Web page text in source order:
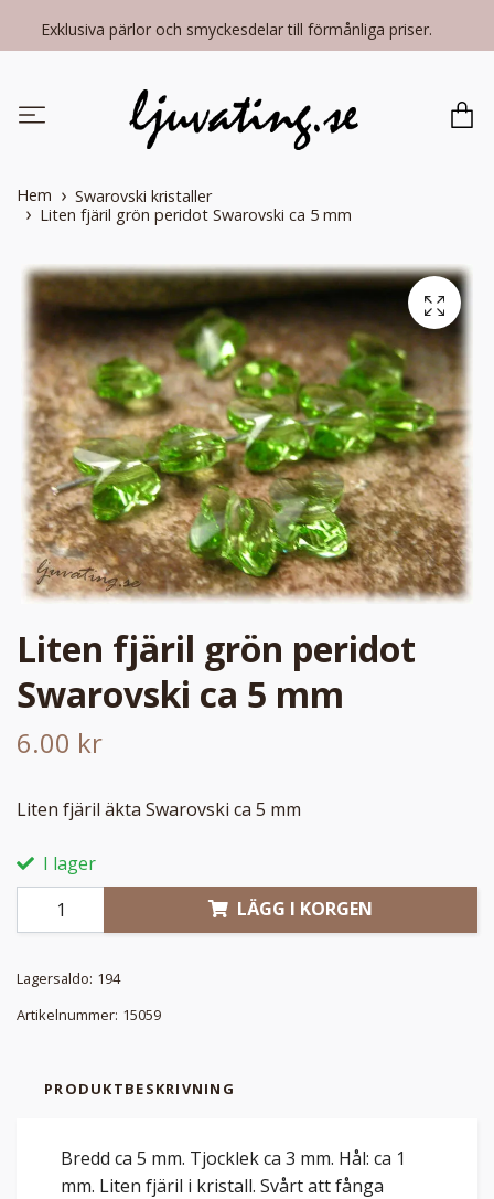
Exklusiva pärlor och smyckesdelar till förmånliga priser.
Hem
Swarovski kristaller
Liten fjäril grön peridot Swarovski ca 5 mm
Liten fjäril grön peridot
Swarovski ca 5 mm
6.00 kr
Liten fjäril äkta Swarovski ca 5 mm
I lager
LÄGG I KORGEN
Lagersaldo: 194
Artikelnummer: 15059
PRODUKTBESKRIVNING
Bredd ca 5 mm. Tjocklek ca 3 mm. Hål: ca 1
mm. Liten fjäril i kristall. Svårt att fånga